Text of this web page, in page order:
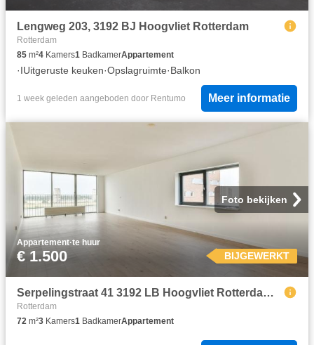
Lengweg 203, 3192 BJ Hoogvliet Rotterdam
Rotterdam
85 m²4 Kamers1 BadkamerAppartement
·IUitgeruste keuken·Opslagruimte·Balkon
1 week geleden aangeboden door Rentumo Meer informatie
Foto bekijken
Appartement·te huur
€ 1.500 BIJGEWERKT
Serpelingstraat 41 3192 LB Hoogvliet Rotterdam, 3192 LB, Hoogvliet Rotterdam
Rotterdam
72 m²3 Kamers1 BadkamerAppartement